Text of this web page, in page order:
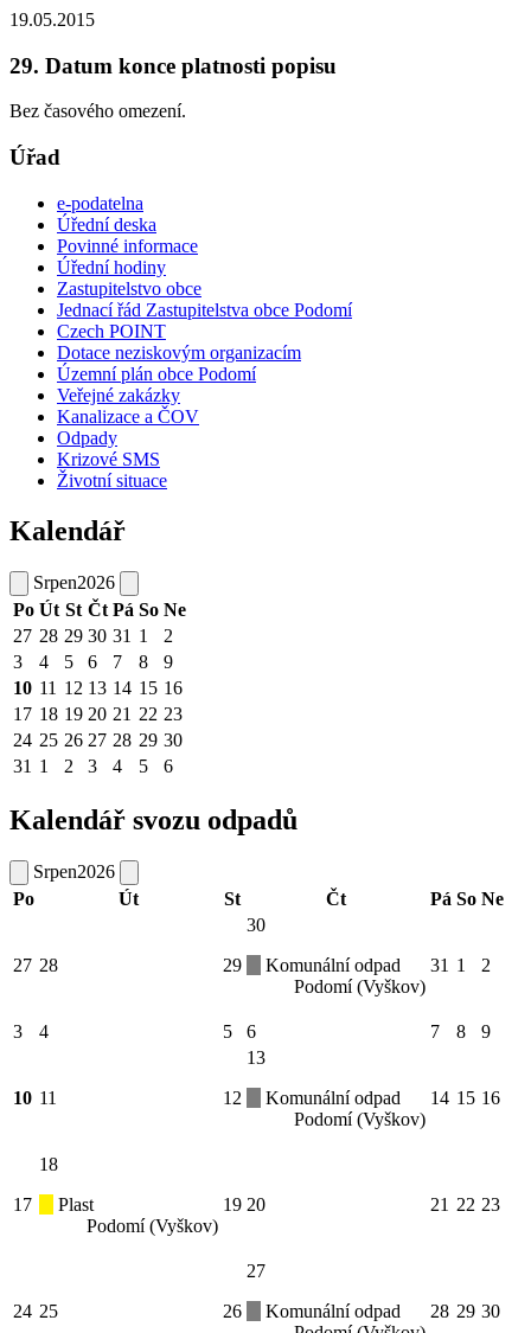
19.05.2015
29. Datum konce platnosti popisu
Bez časového omezení.
Úřad
e-podatelna
Úřední deska
Povinné informace
Úřední hodiny
Zastupitelstvo obce
Jednací řád Zastupitelstva obce Podomí
Czech POINT
Dotace neziskovým organizacím
Územní plán obce Podomí
Veřejné zakázky
Kanalizace a ČOV
Odpady
Krizové SMS
Životní situace
Kalendář
Srpen2026
Po Út St Čt Pá So Ne
27 28 29 30 31 1
2
3
4 5 6 7 8
9
10 11 12 13 14 15 16
17 18 19 20 21 22 23
24 25 26 27 28 29 30
31 1 2 3 4 5 6
Kalendář svozu odpadů
Srpen2026
Po
Út St Čt Pá So Ne
27 28 29
30
Komunální odpad
Podomí (Vyškov)
31 1 2
3 4 5 6 7 8 9
10 11 12
13
Komunální odpad
Podomí (Vyškov)
14 15 16
17
18
Plast
Podomí (Vyškov)
19 20 21 22 23
24 25 26
27
Komunální odpad
28 29 30